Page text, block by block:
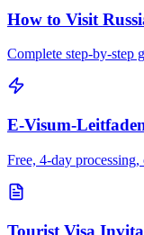
How to Visit
Complete step-by-step
E-Visum-
Free, 4-day
Tourist Visa